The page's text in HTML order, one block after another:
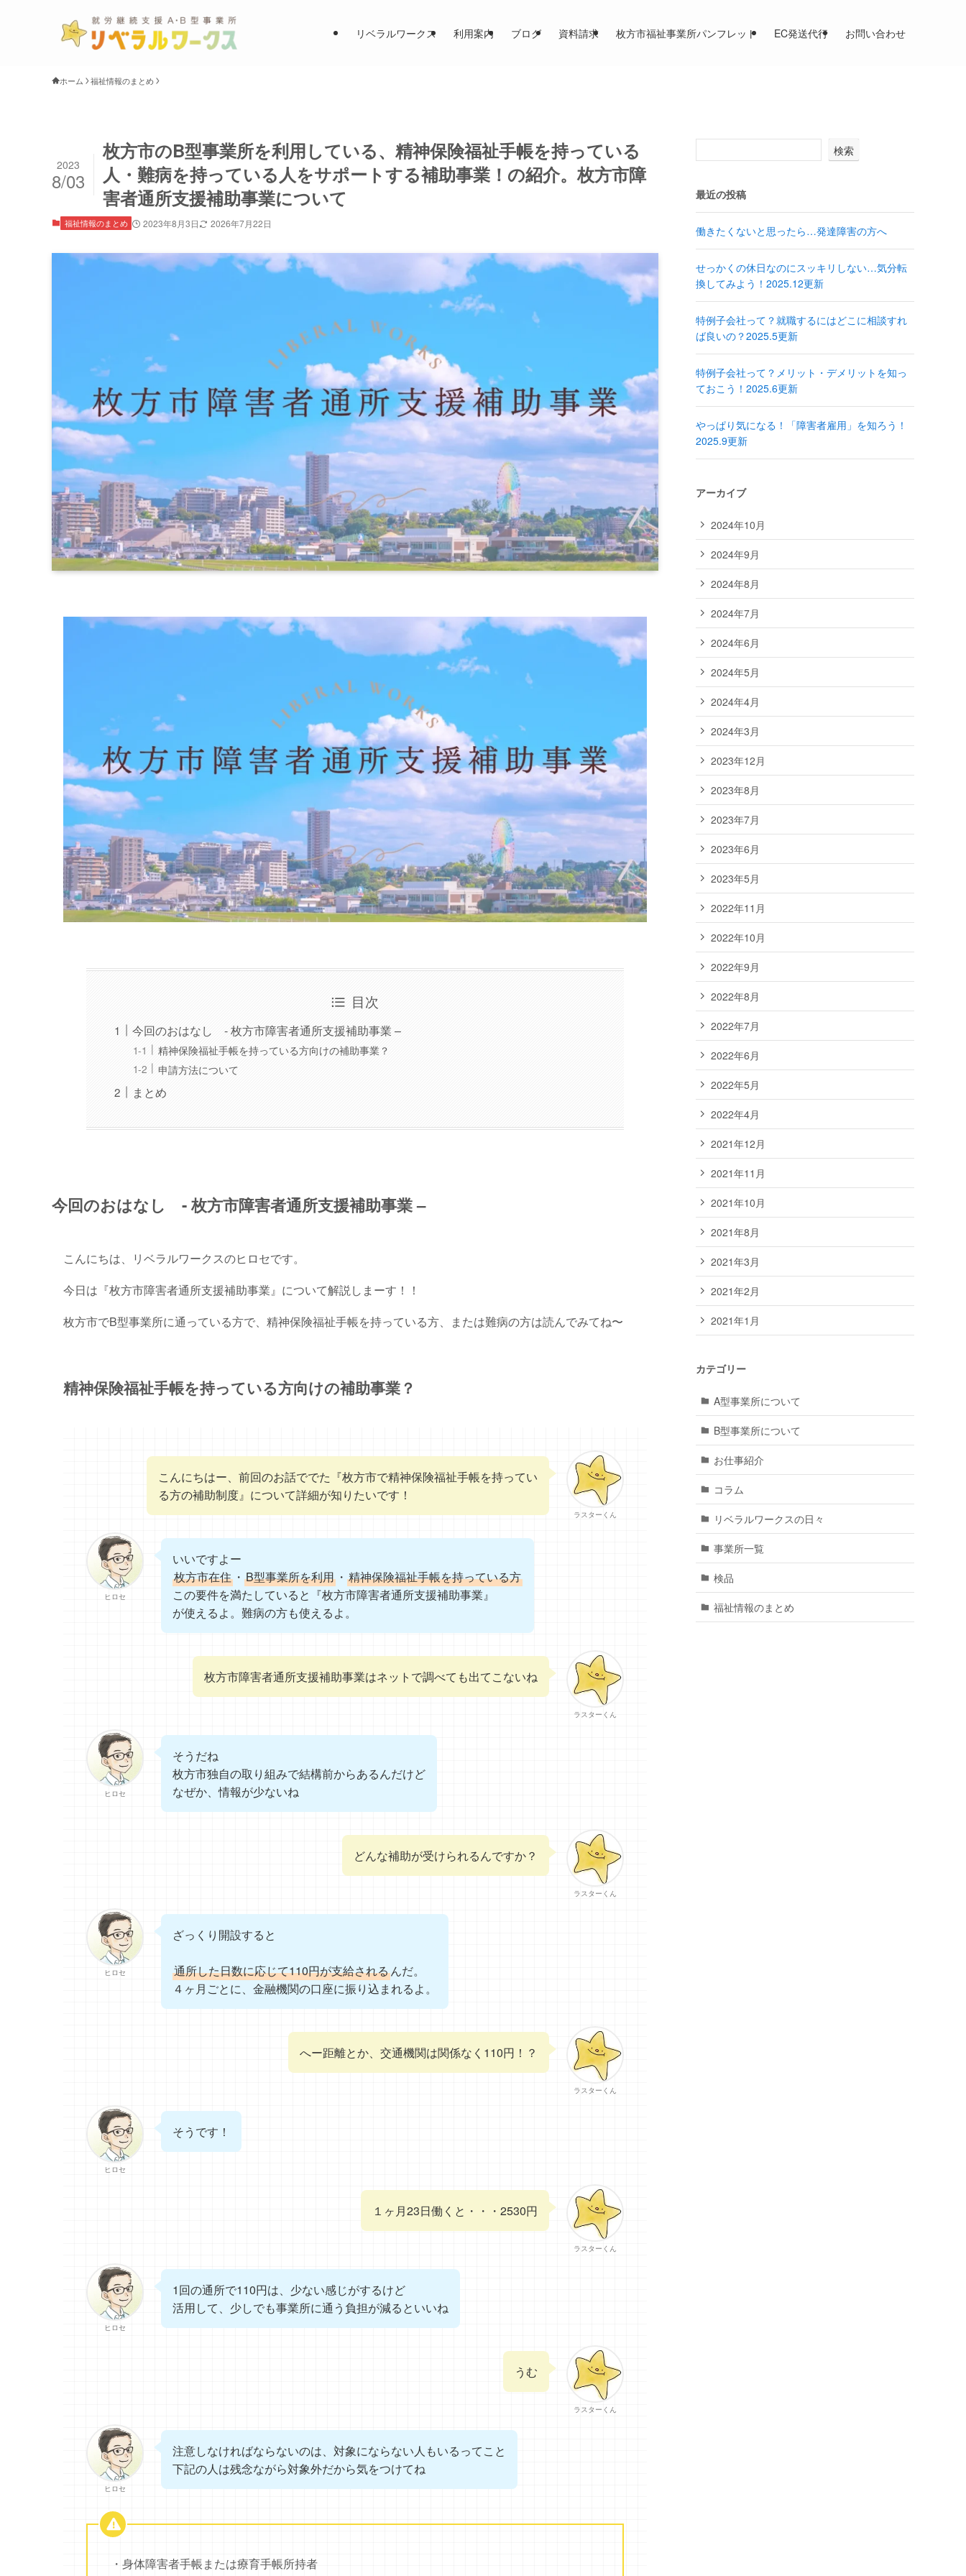
リベラルワークス 利用案内 ブログ 資料請求 枚方市福祉事業所パンフレット EC発送代行 お問い合わせ
ホーム 福祉情報のまとめ
枚方市のB型事業所を利用している、精神保険福祉手帳を持っている
人・難病を持っている人をサポートする補助事業！の紹介。枚方市障
害者通所支援補助事業について
2023
8/03
福祉情報のまとめ 2023年8月3日 2026年7月22日
目次
今回のおはなし - 枚方市障害者通所支援補助事業 –
精神保険福祉手帳を持っている方向けの補助事業？
申請方法について
まとめ
今回のおはなし - 枚方市障害者通所支援補助事業 –
こんにちは、リベラルワークスのヒロセです。
今日は『枚方市障害者通所支援補助事業』について解説しまーす！！
枚方市でB型事業所に通っている方で、精神保険福祉手帳を持っている方、または難病の方は読んでみてね〜
精神保険福祉手帳を持っている方向けの補助事業？
ラスターくん
こんにちはー、前回のお話ででた『枚方市で精神保険福祉手帳を持ってい
る方の補助制度』について詳細が知りたいです！
ヒロセ
いいですよー
枚方市在住 ・ B型事業所を利用 ・ 精神保険福祉手帳を持っている方
この要件を満たしていると『枚方市障害者通所支援補助事業』
が使えるよ。難病の方も使えるよ。
ラスターくん
枚方市障害者通所支援補助事業はネットで調べても出てこないね
ヒロセ
そうだね
枚方市独自の取り組みで結構前からあるんだけど
なぜか、情報が少ないね
ラスターくん
どんな補助が受けられるんですか？
ヒロセ
ざっくり開設すると
通所した日数に応じて110円が支給されるんだ。
４ヶ月ごとに、金融機関の口座に振り込まれるよ。
ラスターくん
へー距離とか、交通機関は関係なく110円！？
ヒロセ
そうです！
ラスターくん
１ヶ月23日働くと・・・2530円
ヒロセ
1回の通所で110円は、少ない感じがするけど
活用して、少しでも事業所に通う負担が減るといいね
ラスターくん
うむ
ヒロセ
注意しなければならないのは、対象にならない人もいるってこと
下記の人は残念ながら対象外だから気をつけてね
・身体障害者手帳または療育手帳所持者
検索
最近の投稿
働きたくないと思ったら…発達障害の方へ
せっかくの休日なのにスッキリしない…気分転
換してみよう！2025.12更新
特例子会社って？就職するにはどこに相談すれ
ば良いの？2025.5更新
特例子会社って？メリット・デメリットを知っ
ておこう！2025.6更新
やっぱり気になる！「障害者雇用」を知ろう！
2025.9更新
アーカイブ
2024年10月
2024年9月
2024年8月
2024年7月
2024年6月
2024年5月
2024年4月
2024年3月
2023年12月
2023年8月
2023年7月
2023年6月
2023年5月
2022年11月
2022年10月
2022年9月
2022年8月
2022年7月
2022年6月
2022年5月
2022年4月
2021年12月
2021年11月
2021年10月
2021年8月
2021年3月
2021年2月
2021年1月
カテゴリー
A型事業所について
B型事業所について
お仕事紹介
コラム
リベラルワークスの日々
事業所一覧
検品
福祉情報のまとめ